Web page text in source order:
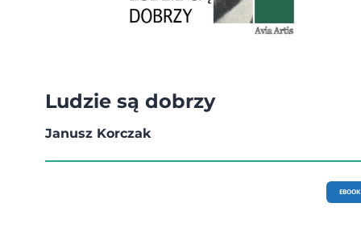
Ludzie są dobrzy
Janusz Korczak
EBOOK